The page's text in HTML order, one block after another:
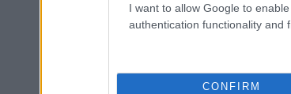
I want to allow Google to
authentication functionality and
CONFIRM
Η μη συμμόρφωση ή η